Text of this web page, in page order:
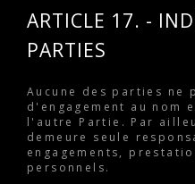
ARTICLE 17. -
PARTIES
Aucune des parties ne
d'engagement au nom
l'autre Partie. Par
demeure seule
engagements,
personnels.